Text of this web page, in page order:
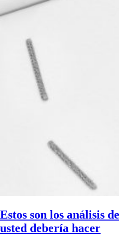
Estos son los análisis
usted debería hacer